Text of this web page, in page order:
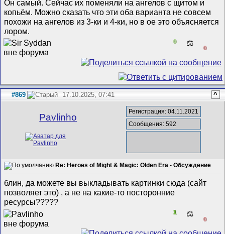
Он самый. Сейчас их поменяли на ангелов с щитом и
копьём. Можно сказать что эти оба варианта не совсем
похожи на ангелов из 3-ки и 4-ки, но в ое это объясняется
лором.
0 ⚖️
0
#869 17.10.2025, 07:41 ^
Pavlinho
Регистрация: 04.11.2021
Сообщения: 592
Re: Heroes of Might & Magic: Olden Era - Обсуждение
блин, да можете вы выкладывать картинки сюда (сайт
позволяет это) , а не на какие-то посторонние
ресурсы?????
1 ⚖️
0